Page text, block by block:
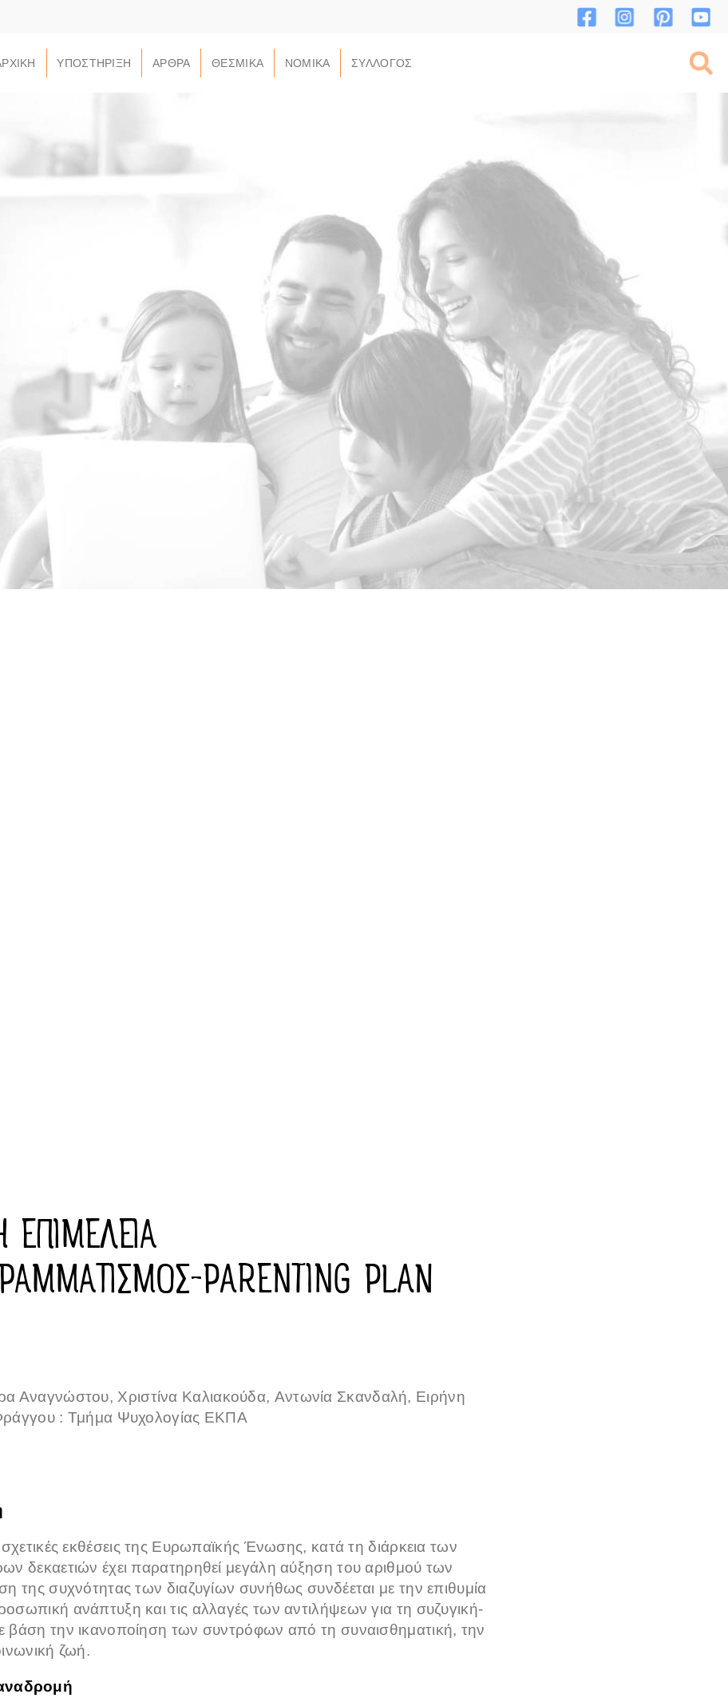
ΥΠΟΣΤΗΡΙΞΗ ΑΡΘΡΑ ΘΕΣΜΙΚΑ ΝΟΜΙΚΑ ΣΥΛΛΟΓΟΣ
ΕΠΙΜΕΛΕΙΑ
PARENTING PLAN
Αναγνώστου, Χριστίνα Καλιακούδα, Αντωνία Σκανδαλή, Ειρήνη
: Τμήμα Ψυχολογίας ΕΚΠΑ
εκθέσεις της Ευρωπαϊκής Ένωσης, κατά τη διάρκεια των
δεκαετιών έχει παρατηρηθεί μεγάλη αύξηση του αριθμού των
της συχνότητας των διαζυγίων συνήθως συνδέεται με την επιθυμία
ανάπτυξη και τις αλλαγές των αντιλήψεων για τη συζυγική-
βάση την ικανοποίηση των συντρόφων από τη συναισθηματική, την
ζωή.